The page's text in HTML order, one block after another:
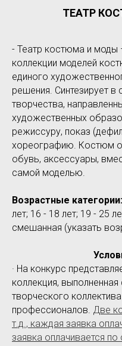
ТЕАТР
- Театр костюма и моды
коллекции моделей
единого
решения. Синтезирует в
творчества,
художественных
режиссуру, показ
хореографию. Костюм
обувь, аксессуары,
самой моделью.
Возрастные категории:
лет; 16 - 18 лет; 19 - 25
смешанная (указать
· На конкурс
коллекция,
творческого
профессионалов. Две
т.д., каждая заявка
заявка оплачивается